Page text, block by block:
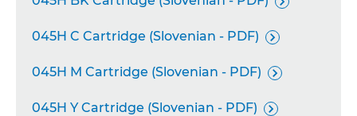
045H C Cartridge (Slovenian - PDF) 
045H M Cartridge (Slovenian - PDF) 
045H Y Cartridge (Slovenian - PDF) 